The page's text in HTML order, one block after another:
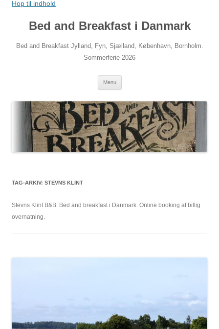
Hop til indhold
Bed and Breakfast i Danmark
Bed and Breakfast Jylland, Fyn, Sjælland, København, Bornholm.
Sommerferie 2026
Menu
TAG-ARKIV: STEVNS KLINT
Stevns Klint B&B. Bed and breakfast i Danmark. Online booking af billig
overnatning.